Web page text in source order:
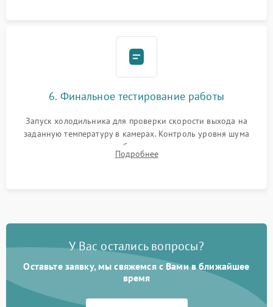
6. Финальное тестирование работы
Запуск холодильника для проверки скорости выхода на
заданную температуру в камерах. Контроль уровня шума
компрессора, отсутствия обмерзания стенок и корректного
срабатывания системы автоматической оттайки.
Подробнее
У Вас остались вопросы?
Оставьте заявку, мы свяжемся с Вами в ближайшее
время